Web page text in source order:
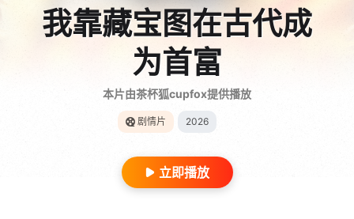
我靠藏宝图在古代成
为首富
本片由茶杯狐cupfox提供播放
剧情片 2026
立即播放